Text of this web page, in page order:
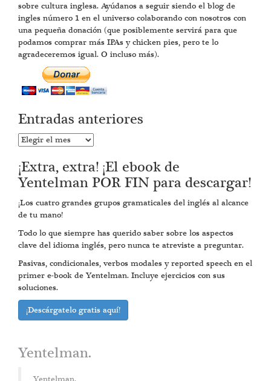
sobre cultura inglesa. Ayúdanos a seguir siendo el blog de
ingles número 1 en el universo colaborando con nosotros con
una pequeña donación (que posiblemente servirá para que
podamos comprar más IPAs y chicken pies, pero te lo
agradeceremos igual. O incluso más).
Entradas anteriores
Entradas
¡Extra, extra! ¡El ebook de
Yentelman POR FIN para descargar!
¡Los cuatro grandes grupos gramaticales del inglés al alcance
de tu mano!
Todo lo que siempre has querido saber sobre los aspectos
clave del idioma inglés, pero nunca te atreviste a preguntar.
Pasivas, condicionales, verbos modales y reported speech en el
primer e-book de Yentelman. Incluye ejercicios con sus
soluciones.
¡Descárgatelo gratis aquí!
Yentelman.